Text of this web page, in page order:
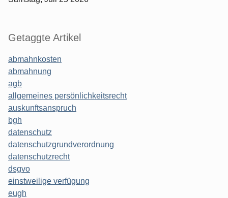
Getaggte Artikel
abmahnkosten
abmahnung
agb
allgemeines persönlichkeitsrecht
auskunftsanspruch
bgh
datenschutz
datenschutzgrundverordnung
datenschutzrecht
dsgvo
einstweilige verfügung
eugh